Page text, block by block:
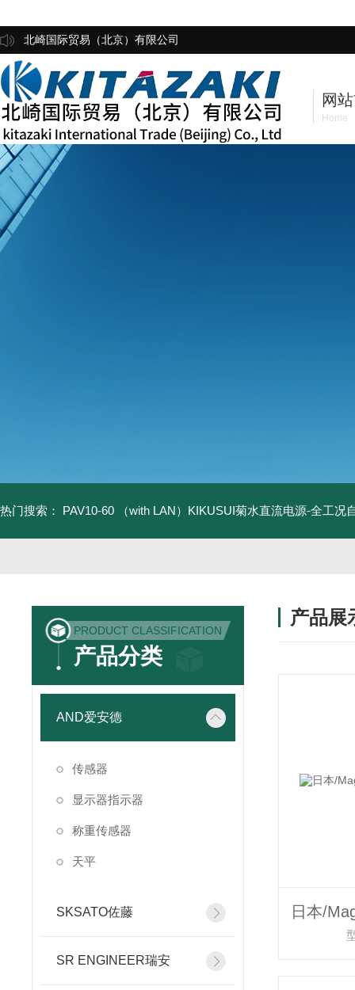
北崎国际贸易（北京）有限公司
网
Home
热门搜索： PAV10-60 （with LAN）KIKUSUI菊水直流电源-全工况
PRODUCT CLASSIFICATION
产品分类
AND爱安德
传感器
显示器指示器
称重传感器
天平
SKSATO佐藤
SR ENGINEER瑞安
产品展